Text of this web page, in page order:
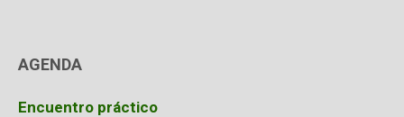
AGENDA
Encuentro práctico